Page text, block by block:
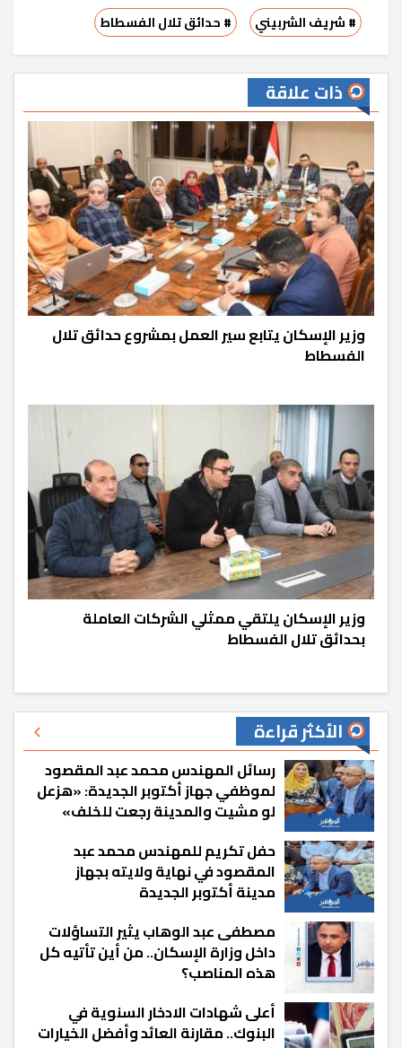
# شريف الشربيني # حدائق تلال الفسطاط
ذات علاقة
وزير الإسكان يتابع سير العمل بمشروع حدائق تلال
الفسطاط
وزير الإسكان يلتقي ممثلي الشركات العاملة
بحدائق تلال الفسطاط
الأكثر قراءة
رسائل المهندس محمد عبد المقصود
لموظفي جهاز أكتوبر الجديدة: «هزعل
لو مشيت والمدينة رجعت للخلف»
حفل تكريم للمهندس محمد عبد
المقصود في نهاية ولايته بجهاز
مدينة أكتوبر الجديدة
مصطفى عبد الوهاب يثير التساؤلات
داخل وزارة الإسكان.. من أين تأتيه كل
هذه المناصب؟
أعلى شهادات الادخار السنوية في
البنوك.. مقارنة العائد وأفضل الخيارات